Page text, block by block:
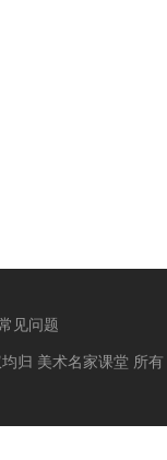
见问题
归 美术名家课堂 所有